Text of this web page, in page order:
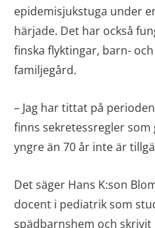
epidemisjukstuga under
härjade. Det har också
finska flyktingar, barn-
familjegård.
– Jag har tittat på
finns sekretessregler
yngre än 70 år inte är
Det säger Hans K:son
docent i pediatrik som
spädbarnshem och skrivit